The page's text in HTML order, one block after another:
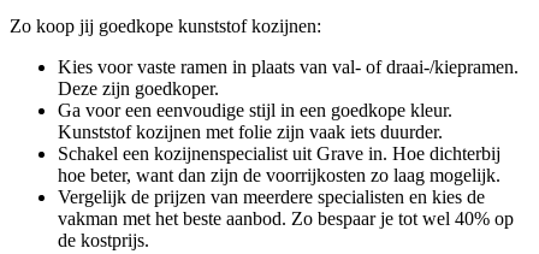
Zo koop jij goedkope kunststof kozijnen:
Kies voor vaste ramen in plaats van val- of draai-/kiepramen.
Deze zijn goedkoper.
Ga voor een eenvoudige stijl in een goedkope kleur.
Kunststof kozijnen met folie zijn vaak iets duurder.
Schakel een kozijnenspecialist uit Grave in. Hoe dichterbij
hoe beter, want dan zijn de voorrijkosten zo laag mogelijk.
Vergelijk de prijzen van meerdere specialisten en kies de
vakman met het beste aanbod. Zo bespaar je tot wel 40% op
de kostprijs.